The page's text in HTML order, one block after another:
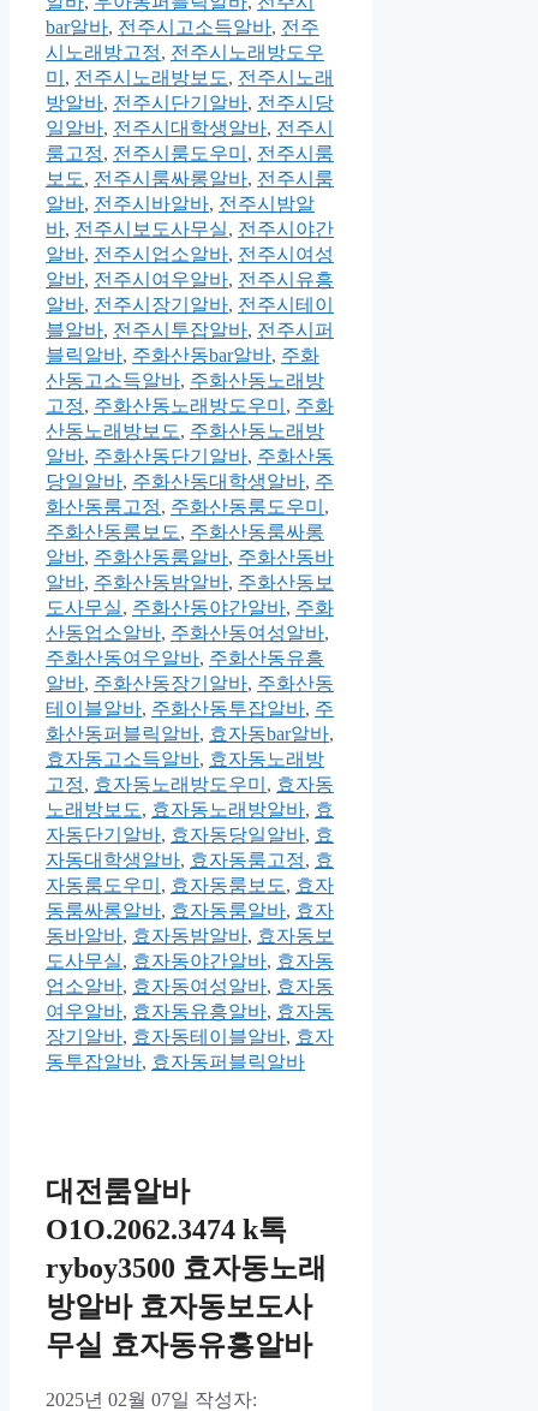
bar알바, 전주시고소득알바, 전주
시노래방고정, 전주시노래방도우
미 , 전주시노래방보도, 전주시노래
방알바, 전주시단기알바, 전주시당
일알바, 전주시대학생알바, 전주시
룸고정, 전주시룸도우미 , 전주시룸
보도, 전주시룸싸롱알바, 전주시룸
알바, 전주시바알바, 전주시밤알
바, 전주시보도사무실, 전주시야간
알바, 전주시업소알바, 전주시여성
알바, 전주시여우알바, 전주시유흥
알바, 전주시장기알바, 전주시테이
블알바, 전주시투잡알바, 전주시퍼
블릭알바, 주화산동bar알바, 주화
산동고소득알바, 주화산동노래방
고정, 주화산동노래방도우미 , 주화
산동노래방보도, 주화산동노래방
알바, 주화산동단기알바, 주화산동
당일알바, 주화산동대학생알바, 주
화산동룸고정, 주화산동룸도우미 ,
주화산동룸보도, 주화산동룸싸롱
알바, 주화산동룸알바, 주화산동바
알바, 주화산동밤알바, 주화산동보
도사무실, 주화산동야간알바, 주화
산동업소알바, 주화산동여성알바,
주화산동여우알바, 주화산동유흥
알바, 주화산동장기알바, 주화산동
테이블알바, 주화산동투잡알바, 주
화산동퍼블릭알바, 효자동bar알바,
효자동고소득알바, 효자동노래방
고정, 효자동노래방도우미 , 효자동
노래방보도, 효자동노래방알바, 효
자동단기알바, 효자동당일알바, 효
자동대학생알바, 효자동룸고정, 효
자동룸도우미 , 효자동룸보도, 효자
동룸싸롱알바, 효자동룸알바, 효자
동바알바, 효자동밤알바, 효자동보
도사무실, 효자동야간알바, 효자동
업소알바, 효자동여성알바, 효자동
여우알바, 효자동유흥알바, 효자동
장기알바, 효자동테이블알바, 효자
동투잡알바, 효자동퍼블릭알바
대전룸알바
O1O.2062.3474 k톡
ryboy3500 효자동노래
방알바 효자동보도사
무실 효자동유흥알바
2025년 02월 07일 작성자: